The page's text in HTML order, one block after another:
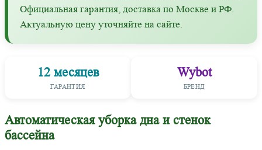
Официальная гарантия, доставка по Москве и РФ.
Актуальную цену уточняйте на сайте.
12 месяцев
ГАРАНТИЯ
Wybot
БРЕНД
Автоматическая уборка дна и стенок
бассейна